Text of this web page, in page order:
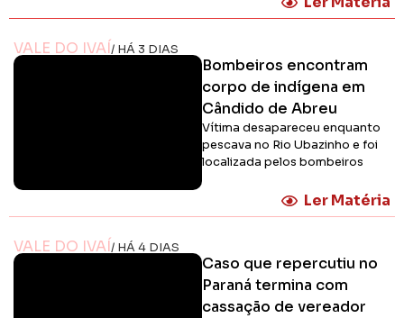
VALE DO IVAÍ/ HÁ 3 DIAS
Bombeiros encontram
corpo de indígena em
Cândido de Abreu
Vítima desapareceu enquanto
pescava no Rio Ubazinho e foi
localizada pelos bombeiros
Ler Matéria
VALE DO IVAÍ/ HÁ 4 DIAS
Caso que repercutiu no
Paraná termina com
cassação de vereador